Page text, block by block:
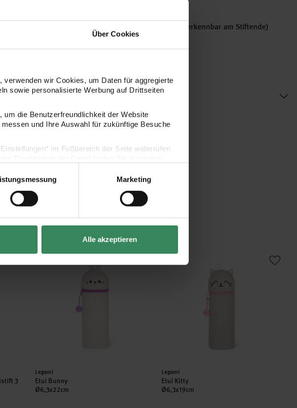
Über Cookies
verwenden wir Cookies, um Daten für aggregierte
sowie personalisierte Werbung auf Drittseiten
um die Benutzerfreundlichkeit der Website
und Ihre Auswahl für zukünftige Besuche
im Fußbereich der Seite widerrufen
Marketing
Alle akzeptieren
einer Aufschrift, verschiedenen Tintenfarben (erkennbar am Stiftende)
3 Stück
3
Etui Bunny
Hersteller:
Legami
Etui Bunny
Ø6,3x22cm
Etui Kitty
Hersteller:
Legami
Etui Kitty
Ø6,3x19cm